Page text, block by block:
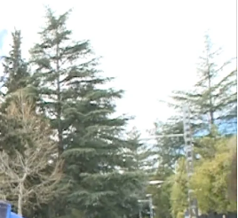
hablaban con
todo el dinero cobrado irá
no
un dardito a Bertín
a tener buenas
soy quien para calificarlo
lanzaba Garbriela. ¡Dale al